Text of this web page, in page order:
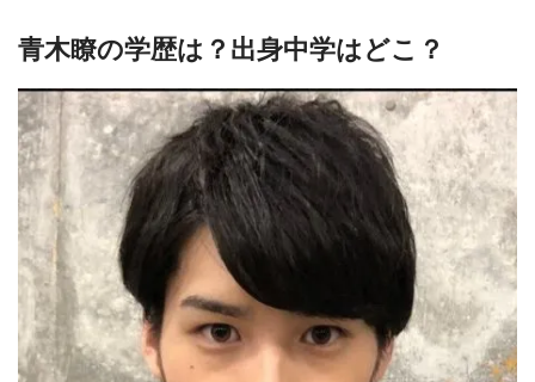
青木瞭の学歴は？出身中学はどこ？